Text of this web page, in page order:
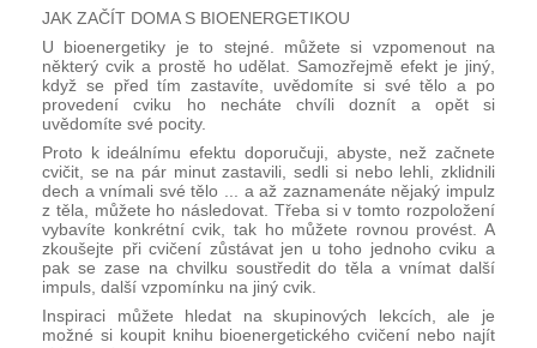
JAK ZAČÍT DOMA S BIOENERGETIKOU
U bioenergetiky je to stejné. můžete si vzpomenout na
některý cvik a prostě ho udělat. Samozřejmě efekt je jiný,
když se před tím zastavíte, uvědomíte si své tělo a po
provedení cviku ho necháte chvíli doznít a opět si
uvědomíte své pocity.
Proto k ideálnímu efektu doporučuji, abyste, než začnete
cvičit, se na pár minut zastavili, sedli si nebo lehli, zklidnili
dech a vnímali své tělo ... a až zaznamenáte nějaký impulz
z těla, můžete ho následovat. Třeba si v tomto rozpoložení
vybavíte konkrétní cvik, tak ho můžete rovnou provést. A
zkoušejte při cvičení zůstávat jen u toho jednoho cviku a
pak se zase na chvilku soustředit do těla a vnímat další
impuls, další vzpomínku na jiný cvik.
Inspiraci můžete hledat na skupinových lekcích, ale je
možné si koupit knihu bioenergetického cvičení nebo najít